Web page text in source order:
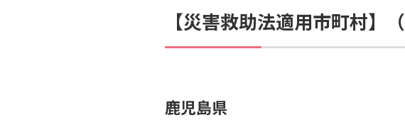
【災害救助法適用市町村】
鹿児島県